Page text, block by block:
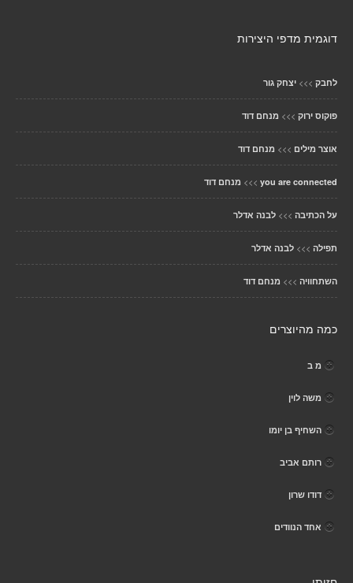
דוגמית מדפי היצירות
לחבק >>> יצחק גור
פוקוס ירוק >>> מנחם דוד
אוצר מילים >>> מנחם דוד
you are connected
>>> מנחם דוד
על הכתיבה >>> לבנה אדלר
תפילה >>> לבנה אדלר
השתחוויה >>> מנחם דוד
כמה מהיוצרים
מ ב
משה לוין
השחיף בן יומו
רותם אביב
דודו שרון
אחד הנוודים